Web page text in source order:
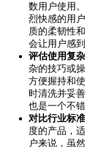
数用户使用
烈快感的用
质的柔韧性
会让用户感到
评估使用复
杂的技巧或
方便握持和
时清洗并妥
也是一个不错
对比行业标准
度的产品，
户来说，虽